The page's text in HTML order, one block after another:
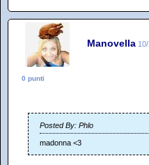
Manovella
0 punti
Posted By: Phlo
madonna <3